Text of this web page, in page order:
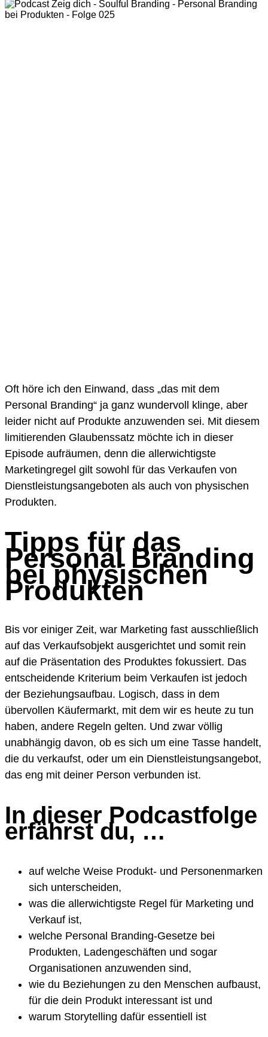
Oft höre ich den Einwand, dass „das mit dem
Personal Branding“ ja ganz wundervoll klinge, aber
leider nicht auf Produkte anzuwenden sei. Mit diesem
limitierenden Glaubenssatz möchte ich in dieser
Episode aufräumen, denn die allerwichtigste
Marketingregel gilt sowohl für das Verkaufen von
Dienstleistungsangeboten als auch von physischen
Produkten.
Tipps für das
Personal Branding
bei physischen
Produkten
Bis vor einiger Zeit, war Marketing fast ausschließlich
auf das Verkaufsobjekt ausgerichtet und somit rein
auf die Präsentation des Produktes fokussiert. Das
entscheidende Kriterium beim Verkaufen ist jedoch
der Beziehungsaufbau. Logisch, dass in dem
übervollen Käufermarkt, mit dem wir es heute zu tun
haben, andere Regeln gelten. Und zwar völlig
unabhängig davon, ob es sich um eine Tasse handelt,
die du verkaufst, oder um ein Dienstleistungsangebot,
das eng mit deiner Person verbunden ist.
In dieser Podcastfolge
erfährst du, …
auf welche Weise Produkt- und Personenmarken
sich unterscheiden,
was die allerwichtigste Regel für Marketing und
Verkauf ist,
welche Personal Branding-Gesetze bei
Produkten, Ladengeschäften und sogar
Organisationen anzuwenden sind,
wie du Beziehungen zu den Menschen aufbaust,
für die dein Produkt interessant ist und
warum Storytelling dafür essentiell ist